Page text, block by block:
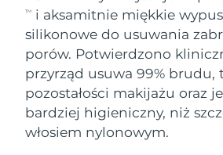
TM
i aksamitnie miękkie
silikonowe do usuwania
porów. Potwierdzono
przyrząd usuwa 99% brudu,
pozostałości makijażu oraz
bardziej higieniczny, niż
włosiem nylonowym.
All revitalizing eye
Advanced pore care
Serum
For healthy hair
issa™ Teeth
18% PAP
Kosmetyki
Kupuj
Gibraltar
Grecja
SRA Hongkong
(Chiny)